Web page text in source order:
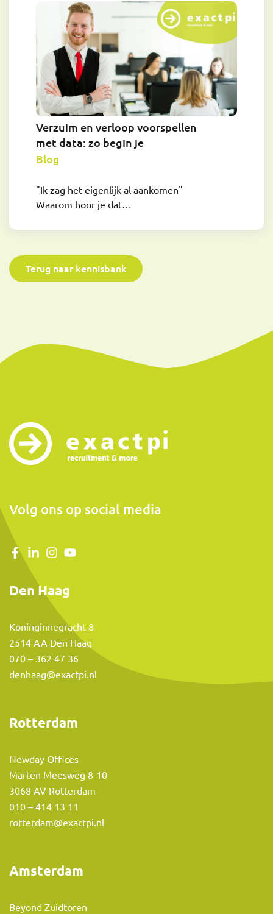
Verzuim en verloop voorspellen
met data: zo begin je
Blog
"Ik zag het eigenlijk al aankomen"
Waarom hoor je dat…
Terug naar kennisbank
Volg ons op social media
Den Haag
Koninginnegracht 8
2514 AA Den Haag
070 – 362 47 36
denhaag@exactpi.nl
Rotterdam
Newday Offices
Marten Meesweg 8-10
3068 AV Rotterdam
010 – 414 13 11
rotterdam@exactpi.nl
Amsterdam
Beyond Zuidtoren